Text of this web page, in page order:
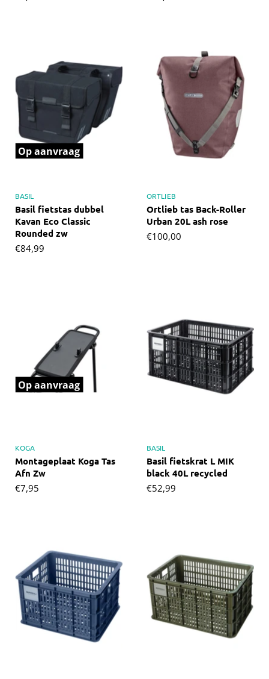
Op aanvraag
BASIL
Basil fietstas dubbel
Kavan Eco Classic
Rounded zw
€84,99
ORTLIEB
Ortlieb tas Back-Roller
Urban 20L ash rose
€100,00
Op aanvraag
KOGA
Montageplaat Koga Tas
Afn Zw
€7,95
BASIL
Basil fietskrat L MIK
black 40L recycled
€52,99